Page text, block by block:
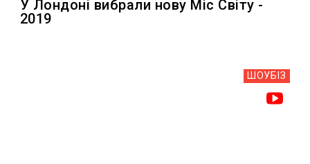
У Лондоні вибрали нову Міс Світу -
2019
ШОУБIЗ